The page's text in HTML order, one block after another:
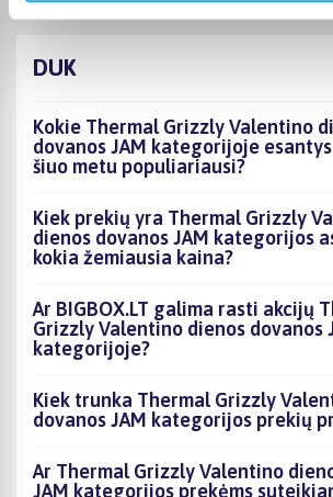
DUK
Kokie Thermal Grizzly Valentino
dovanos JAM kategorijoje
šiuo metu populiariausi?
Kiek prekių yra Thermal Grizzly
dienos dovanos JAM kategorijos
kokia žemiausia kaina?
Ar BIGBOX.LT galima rasti akcijų
Grizzly Valentino dienos dovanos
kategorijoje?
Kiek trunka Thermal Grizzly
dovanos JAM kategorijos prekių
Ar Thermal Grizzly Valentino
JAM kategorijos prekėms